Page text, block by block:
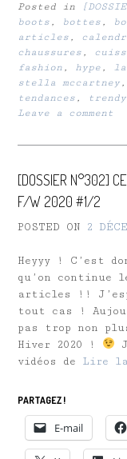
Posted in
boots , bottes ,
articles ,
chaussures ,
fashion , hype ,
stella mccartney ,
tendances , trendy
Leave a comment
[DOSSIER N°302]
F/W 2020 #1/2
POSTED ON 2
Heyyy ! C’est
qu’on continue
articles !!
tout cas !
pas trop non
Hiver 2020 !
vidéos de Lire
PARTAGEZ !
E-mail